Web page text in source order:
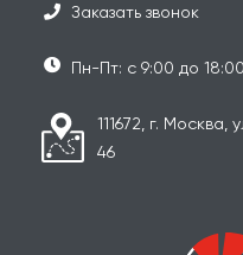
Заказать звонок
Пн-Пт: с 9:00 до 18:00
111672, г. Москва,
46